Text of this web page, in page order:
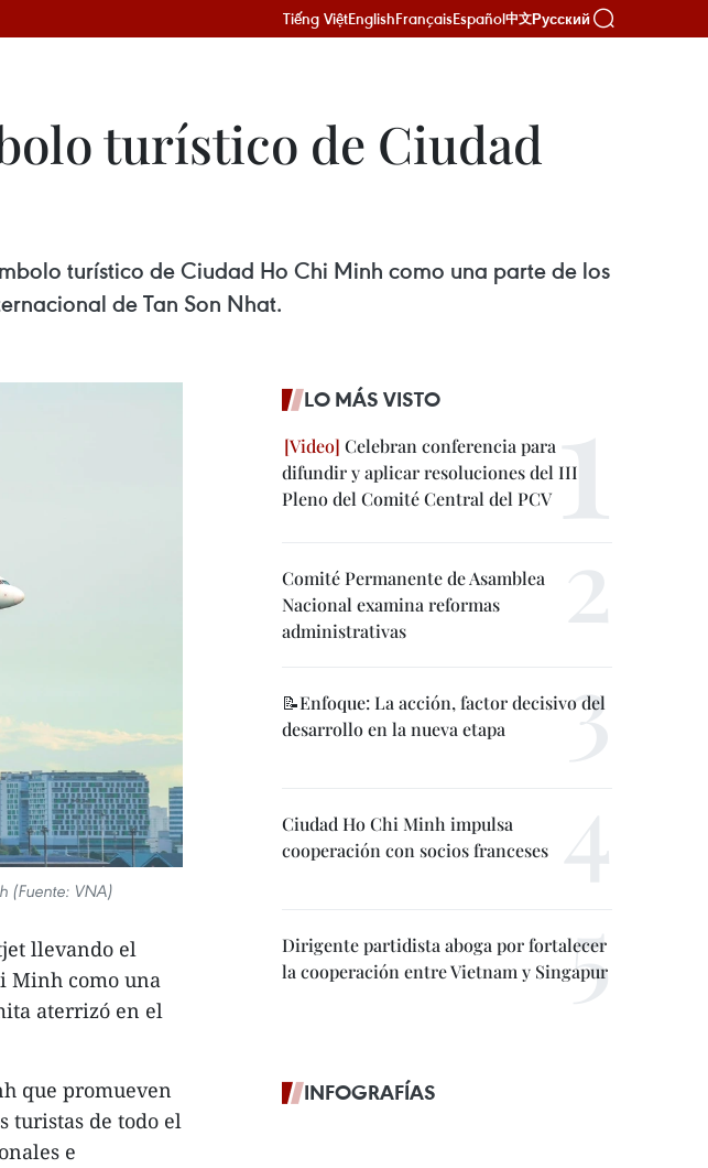
Tiếng ViệtEnglishFrançaisEspañol中文Русский
turístico de Ciudad
turístico de Ciudad Ho Chi Minh como una parte de los
de Tan Son Nhat.
(Fuente: VNA)
llevando el
Minh como una
aterrizó en el
que promueven
turistas de todo el
e
LO MÁS VISTO
Celebran conferencia para
difundir y aplicar resoluciones del III
Pleno del Comité Central del PCV
Comité Permanente de Asamblea
Nacional examina reformas
administrativas
📝Enfoque: La acción, factor decisivo del
desarrollo en la nueva etapa
Ciudad Ho Chi Minh impulsa
cooperación con socios franceses
Dirigente partidista aboga por fortalecer
la cooperación entre Vietnam y Singapur
INFOGRAFÍAS